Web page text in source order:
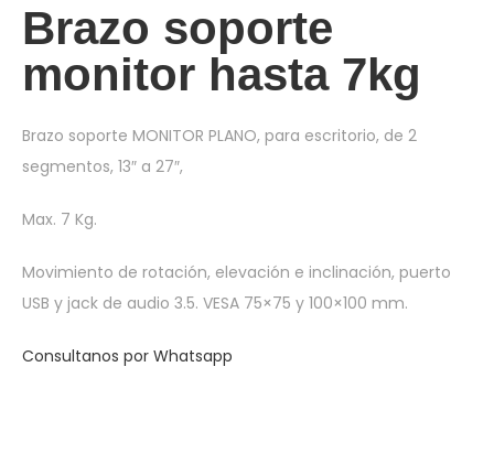
Brazo soporte
monitor hasta 7kg
Brazo soporte MONITOR PLANO, para escritorio, de 2
segmentos, 13″ a 27″,
Max. 7 Kg.
Movimiento de rotación, elevación e inclinación, puerto
USB y jack de audio 3.5. VESA 75×75 y 100×100 mm.
Consultanos por Whatsapp